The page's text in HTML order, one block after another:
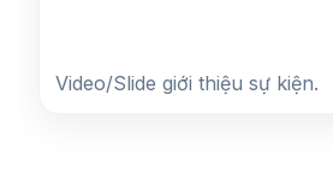
Video/Slide giới thiệu sự kiện.